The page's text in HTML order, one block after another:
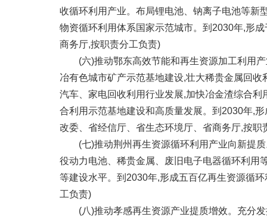
收循环利用产业。布局锂电池、钠离子电池等新
物资循环利用体系国家示范城市。到2030年,形
商务厅,按职责分工负责)
(六)推动鄂东高效节能和再生资源加工利用产
冶有色城市矿产示范基地建设,壮大稀贵金属回
汽车、家电回收利用行业发展,加快冶金渣综合
合利用示范基地建设和高质量发展。到2030年,
改委、省经信厅、省生态环境厅、省商务厅,按职
(七)推动荆州再生资源循环利用产业向新提质
役动力电池、稀贵金属、废旧电子电器循环利用
等建设水平。到2030年,形成五百亿再生资源循
工负责)
(八)推动孝感再生资源产业提质增效。充分发